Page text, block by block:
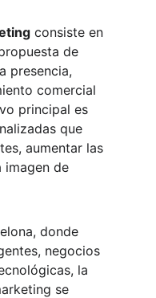
consiste en
de
presencia,
comercial
principal es
que
aumentar las
imagen de
donde
negocios
la
se